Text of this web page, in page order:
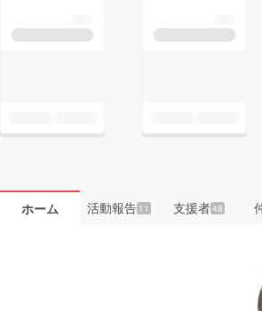
ホーム 活動報告11 支援者48